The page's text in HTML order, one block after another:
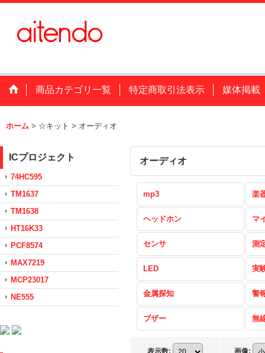
商品カテゴリ一覧 特定商取引法表示 媒体掲載
ホーム > ☆キット > オーディオ
ICプロジェクト
74HC595
TM1637
TM1638
HT16K33
PCF8574
MAX7219
MCP23017
NE555
オーディオ
mp3 楽
ヘッドホン マ
センサ 測
LED 実
金属探知 警
ブザー 無
表示数: 画像: